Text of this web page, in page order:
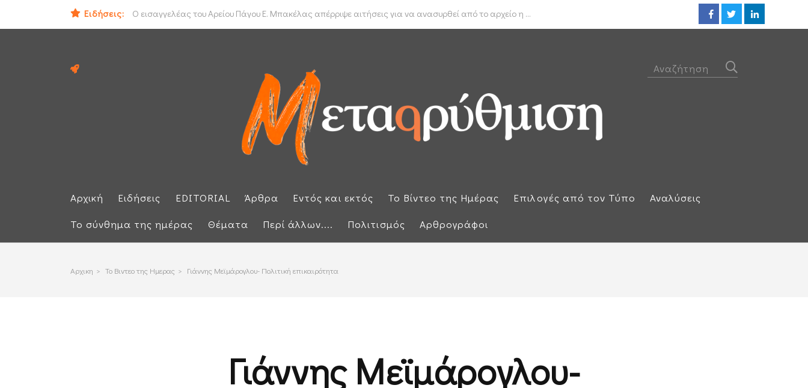
Ειδήσεις:
Ο εισαγγελέας του Αρείου Πάγου Ε. Μπακέλας απέρριψε αιτήσεις για να ανασυρθεί από το αρχείο η ...
ΟΟΣΑ: Στην τελευταία θέση η Ελλάδα για το πραγματικό διαθέσιμο εισόδημα των νοικοκυριών Προθεσμία για να
Αρχική Ειδήσεις EDITORIAL Άρθρα Εντός και εκτός Το Βίντεο της Ημέρας Επιλογές από τον Τύπο
Αναλύσεις
Το σύνθημα της ημέρας
Θέματα Περί άλλων.... Πολιτισμός Αρθρογράφοι
Αρχικη > Το Βιντεο της Ημερας > Γιάννης Μεϊμάρογλου- Πολιτική επικαιρότητα
Γιάννης Μεϊμάρογλου-